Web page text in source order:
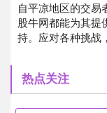
自平凉地区的交易
股牛网都能为其提
持。应对各种挑战
热点关注